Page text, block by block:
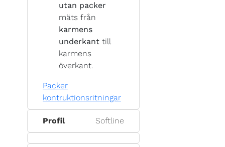
utan packer
mäts från
karmens
underkant till
karmens
överkant.
Packer
kontruktionsritningar
Profil Softline